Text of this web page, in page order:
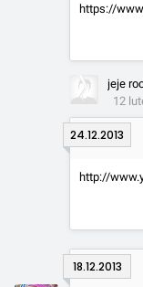
https://
jeje
12
24.12.2013
http://
18.12.2013